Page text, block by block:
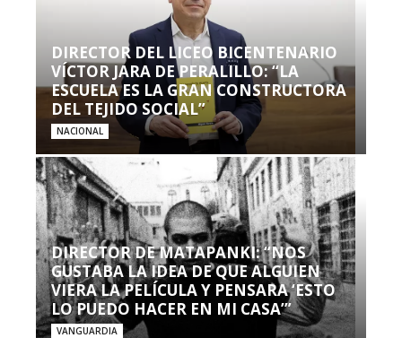
DIRECTOR DEL LICEO BICENTENARIO
VÍCTOR JARA DE PERALILLO: “LA
ESCUELA ES LA GRAN CONSTRUCTORA
DEL TEJIDO SOCIAL”
NACIONAL
DIRECTOR DE MATAPANKI: “NOS
GUSTABA LA IDEA DE QUE ALGUIEN
VIERA LA PELÍCULA Y PENSARA ‘ESTO
LO PUEDO HACER EN MI CASA’”
VANGUARDIA